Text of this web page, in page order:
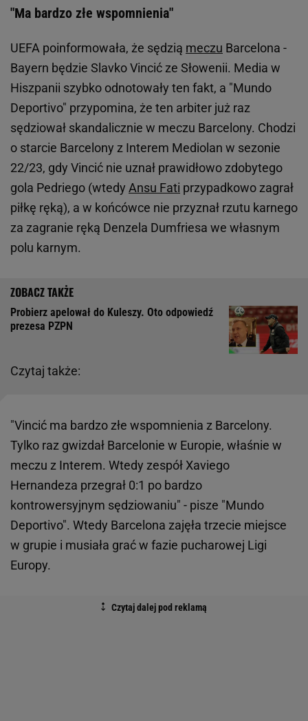
"Ma bardzo złe wspomnienia"
UEFA poinformowała, że sędzią meczu Barcelona -
Bayern będzie Slavko Vincić ze Słowenii. Media w
Hiszpanii szybko odnotowały ten fakt, a "Mundo
Deportivo" przypomina, że ten arbiter już raz
sędziował skandalicznie w meczu Barcelony. Chodzi
o starcie Barcelony z Interem Mediolan w sezonie
22/23, gdy Vincić nie uznał prawidłowo zdobytego
gola Pedriego (wtedy Ansu Fati przypadkowo zagrał
piłkę ręką), a w końcówce nie przyznał rzutu karnego
za zagranie ręką Denzela Dumfriesa we własnym
polu karnym.
Czytaj także:
Probierz apelował do Kuleszy. Oto odpowiedź
prezesa PZPN
"Vincić ma bardzo złe wspomnienia z Barcelony.
Tylko raz gwizdał Barcelonie w Europie, właśnie w
meczu z Interem. Wtedy zespół Xaviego
Hernandeza przegrał 0:1 po bardzo
kontrowersyjnym sędziowaniu" - pisze "Mundo
Deportivo". Wtedy Barcelona zajęła trzecie miejsce
w grupie i musiała grać w fazie pucharowej Ligi
Europy.